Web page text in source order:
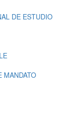
DE ESTUDIO
MANDATO